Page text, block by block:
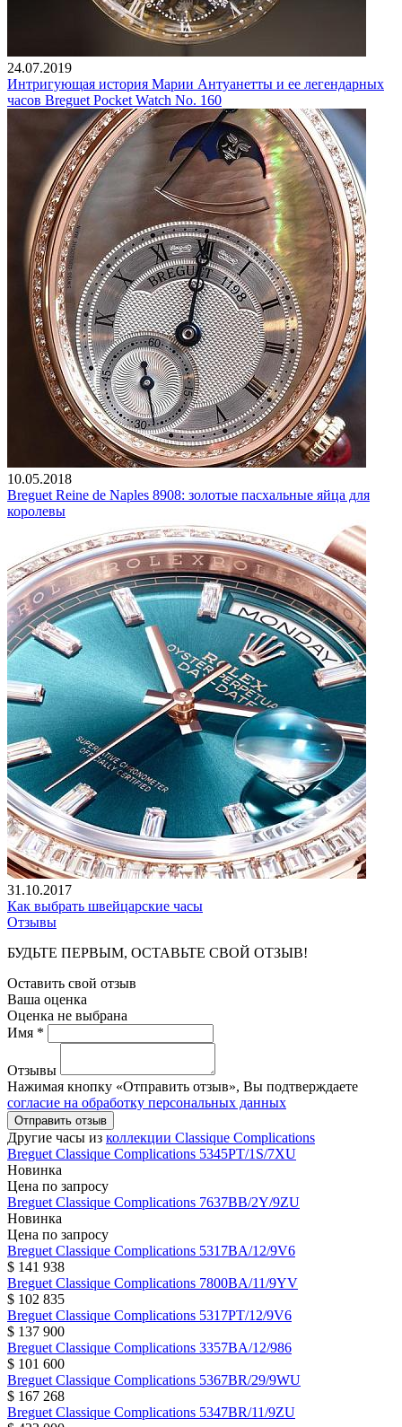
24.07.2019
Интригующая история Марии Антуанетты и ее легендарных
часов Breguet Pocket Watch No. 160
10.05.2018
Breguet Reine de Naples 8908: золотые пасхальные яйца для
королевы
31.10.2017
Как выбрать швейцарские часы
Отзывы
БУДЬТЕ ПЕРВЫМ, ОСТАВЬТЕ СВОЙ ОТЗЫВ!
Оставить свой отзыв
Ваша оценка
Оценка не выбрана
Имя *
Отзывы
Нажимая кнопку «Отправить отзыв», Вы подтверждаете
согласие на обработку персональных данных
Отправить отзыв
Другие часы из коллекции Classique Complications
Breguet Classique Complications 5345PT/1S/7XU
Новинка
Цена по запросу
Breguet Classique Complications 7637BB/2Y/9ZU
Новинка
Цена по запросу
Breguet Classique Complications 5317BA/12/9V6
$ 141 938
Breguet Classique Complications 7800BA/11/9YV
$ 102 835
Breguet Classique Complications 5317PT/12/9V6
$ 137 900
Breguet Classique Complications 3357BA/12/986
$ 101 600
Breguet Classique Complications 5367BR/29/9WU
$ 167 268
Breguet Classique Complications 5347BR/11/9ZU